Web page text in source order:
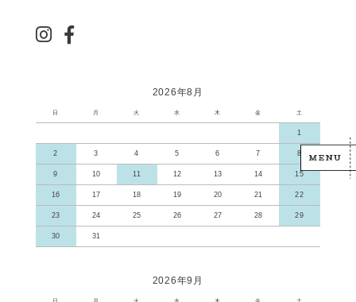
2026年8月
日 月 火 水 木 金 土
1
2 3 4 5 6 7 8
9 10 11 12 13 14 15
16 17 18 19 20 21 22
23 24 25 26 27 28 29
30 31
2026年9月